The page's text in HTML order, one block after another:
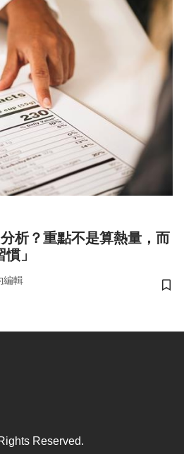
析？重點不是算熱量，而
」
編輯
儲
Reserved.